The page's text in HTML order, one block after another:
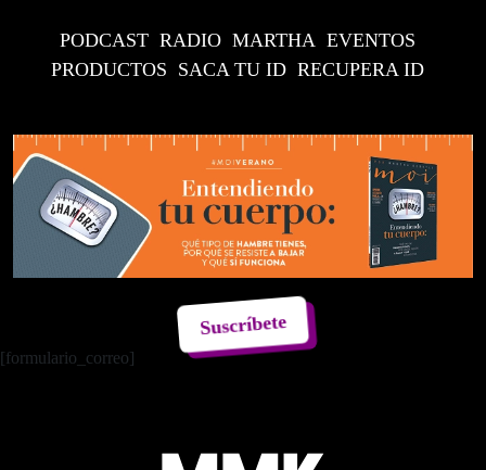
PODCAST RADIO MARTHA EVENTOS
PRODUCTOS SACA TU ID RECUPERA ID
Suscríbete
[formulario_correo]